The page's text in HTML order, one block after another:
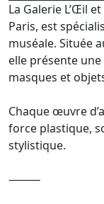
La Galerie L’Œil
Paris, est
muséale. Située
elle présente
masques et
Chaque œuvre
force plastique,
stylistique.
⸻